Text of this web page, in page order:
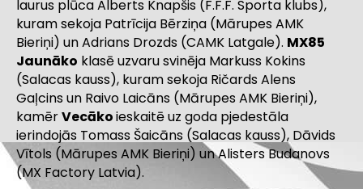
laurus plūca Alberts Knapšis (F.F.F. Sporta klubs),
kuram sekoja Patrīcija Bērziņa (Mārupes AMK
Bieriņi) un Adrians Drozds (CAMK Latgale). MX85
Jaunāko klasē uzvaru svinēja Markuss Kokins
(Salacas kauss), kuram sekoja Ričards Alens
Gaļcins un Raivo Laicāns (Mārupes AMK Bieriņi),
kamērVecākoieskaitē uz goda pjedestāla
ierindojās Tomass Šaicāns (Salacas kauss), Dāvids
Vītols (Mārupes AMK Bieriņi) un Alisters Budanovs
(MX Factory Latvia).